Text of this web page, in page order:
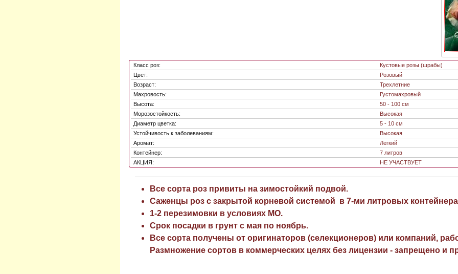
Класс роз:
Кустовые розы (шрабы)
Цвет:
Розовый
Возраст:
Трехлетние
Махровость:
Густомахровый
Высота:
50 - 100 см
Морозостойкость:
Высокая
Диаметр цветка:
5 - 10 см
Устойчивость к заболеваниям:
Высокая
Аромат:
Легкий
Контейнер:
7 литров
АКЦИЯ:
НЕ УЧАСТВУЕТ
Все сорта роз привиты на зимостойкий подвой.
Саженцы роз с закрытой корневой системой в 7-ми литровых
1-2 перезимовки в условиях МО.
Срок посадки в грунт с мая по ноябрь.
Все сорта получены от оригинаторов (селекционеров) или компаний,
Размножение сортов в коммерческих целях без лицензии - запрещено и